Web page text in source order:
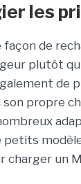
les
façon de
plutôt
de
propre
petits
charger un